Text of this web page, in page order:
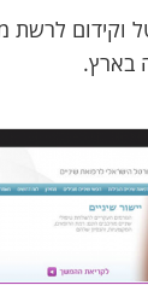
וקידום
בארץ.